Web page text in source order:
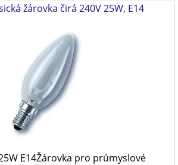
žárovka čirá 240V 25W, E14
E14Žárovka pro průmyslové